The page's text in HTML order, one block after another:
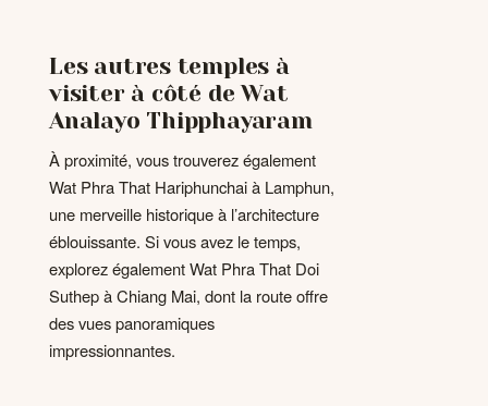
Les autres temples à
visiter à côté de Wat
Analayo Thipphayaram
À proximité, vous trouverez également
Wat Phra That Hariphunchai à Lamphun,
une merveille historique à l’architecture
éblouissante. Si vous avez le temps,
explorez également Wat Phra That Doi
Suthep à Chiang Mai, dont la route offre
des vues panoramiques
impressionnantes.